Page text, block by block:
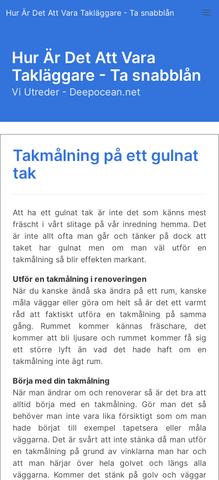
toHur Är Det Att Vara Takläggare - Ta snabblån
Hur Är Det Att Vara
Takläggare - Ta snabblån
Vi Utreder - Deepocean.net
Takmålning på ett gulnat
tak
Att ha ett gulnat tak är inte det som känns mest
fräscht i vårt slitage på vår inredning hemma. Det
är inte allt ofta man går och tänker på dock att
taket har gulnat men om man väl utför en
takmålning så blir effekten markant.
Utför en takmålning i renoveringen
När du kanske ändå ska ändra på ett rum, kanske
måla väggar eller göra om helt så är det ett varmt
råd att faktiskt utföra en takmålning på samma
gång. Rummet kommer kännas fräschare, det
kommer att bli ljusare och rummet kommer få sig
ett större lyft än vad det hade haft om en
takmålning inte ägt rum.
Börja med din takmålning
När man ändrar om och renoverar så är det bra att
alltid börja med en takmålning. Gör man det så
behöver man inte vara lika försiktigt som om man
hade börjat till exempel tapetsera eller måla
väggarna. Det är svårt att inte stänka då man utför
en takmålning på grund av vinklarna man har och
att man härjar över hela golvet och längs alla
väggarna. Kommer det stänk på golv och väggar